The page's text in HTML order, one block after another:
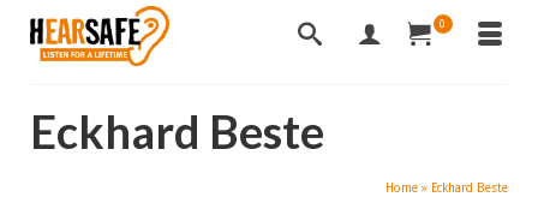
0
Eckhard Beste
Home » Eckhard Beste